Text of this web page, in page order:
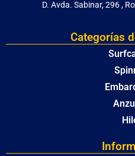
D. Avda. Sabinar, 296 ,
Categorías